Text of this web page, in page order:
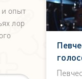
опыт
лор